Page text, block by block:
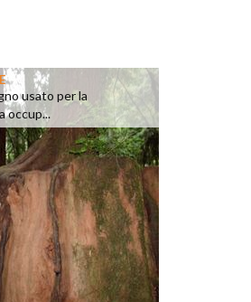
usato per la
occup...